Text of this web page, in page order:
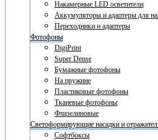
Накамерные LED осветители
Аккумуляторы и адаптеры для
Переходники и адаптеры
Фотофоны
DigiPrint
Super Dense
Бумажные фотофоны
На пружине
Пластиковые фотофоны
Тканевые фотофоны
Флизелиновые
Светоформирующие насадки и
Софтбоксы